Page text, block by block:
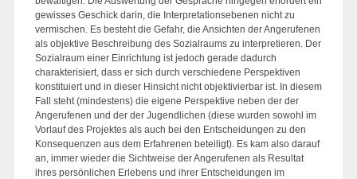
gewisses Geschick darin, die Interpretationsebenen nicht zu
vermischen. Es besteht die Gefahr, die Ansichten der Angerufenen
als objektive Beschreibung des Sozialraums zu interpretieren. Der
Sozialraum einer Einrichtung ist jedoch gerade dadurch
charakterisiert, dass er sich durch verschiedene Perspektiven
konstituiert und in dieser Hinsicht nicht objektivierbar ist. In diesem
Fall steht (mindestens) die eigene Perspektive neben der der
Angerufenen und der der Jugendlichen (diese wurden sowohl im
Vorlauf des Projektes als auch bei den Entscheidungen zu den
Konsequenzen aus dem Erfahrenen beteiligt). Es kam also darauf
an, immer wieder die Sichtweise der Angerufenen als Resultat
ihres persönlichen Erlebens und ihrer Entscheidungen im